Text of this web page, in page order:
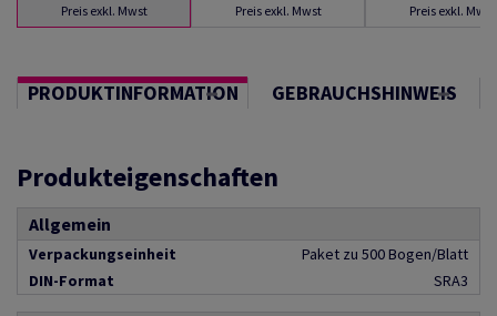
Preis exkl. Mwst
Preis exkl. Mwst
Preis exkl. Mwst
PRODUKTINFORMATION GEBRAUCHSHINWEIS
Produkteigenschaften
Allgemein
Verpackungseinheit
Paket zu 500 Bogen/Blatt
DIN-Format
SRA3